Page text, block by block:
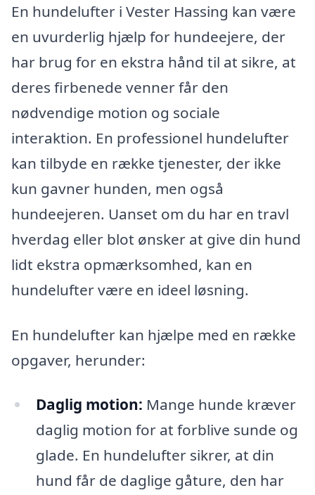
En hundelufter i Vester Hassing kan være
en uvurderlig hjælp for hundeejere, der
har brug for en ekstra hånd til at sikre, at
deres firbenede venner får den
nødvendige motion og sociale
interaktion. En professionel hundelufter
kan tilbyde en række tjenester, der ikke
kun gavner hunden, men også
hundeejeren. Uanset om du har en travl
hverdag eller blot ønsker at give din hund
lidt ekstra opmærksomhed, kan en
hundelufter være en ideel løsning.
En hundelufter kan hjælpe med en række
opgaver, herunder:
Daglig motion: Mange hunde kræver
daglig motion for at forblive sunde og
glade. En hundelufter sikrer, at din
hund får de daglige gåture, den har